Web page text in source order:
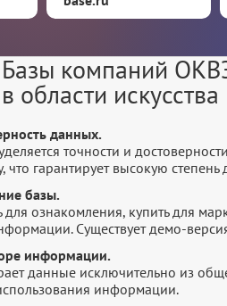
компаний
области
данных.
точности и
что гарантирует высокую
базы.
для ознакомления, купить для
Существует демо-
информации.
данные исключительно из
информации.